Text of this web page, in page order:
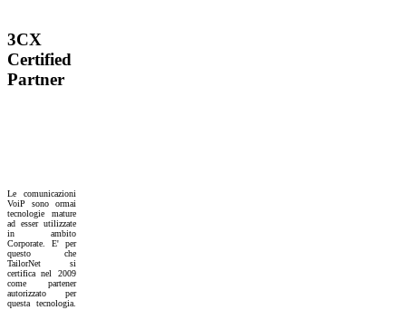
3CX
Certified
Partner
Le comunicazioni
VoiP sono ormai
tecnologie mature
ad esser utilizzate
in ambito
Corporate. E' per
questo che
TailorNet si
certifica nel 2009
come partener
autorizzato per
questa tecnologia.